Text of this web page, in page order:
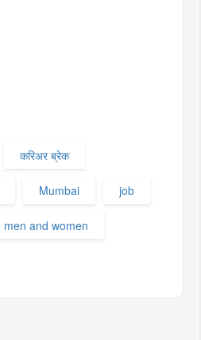
करिअर ब्रेक
Mumbai job
men and women